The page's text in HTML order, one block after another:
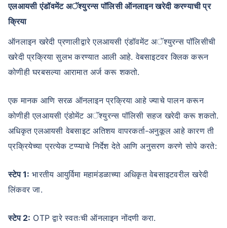
एलआयसी एंडॉवमेंट अॅश्युरन्स पॉलिसी ऑनलाइन खरेदी करण्याची प्र
क्रिया
ऑनलाइन खरेदी प्रणालीद्वारे एलआयसी एंडॉवमेंट अॅश्युरन्स पॉलिसीची
खरेदी प्रक्रिया सुलभ करण्यात आली आहे. वेबसाइटवर क्लिक करून
कोणीही घरबसल्या आरामात अर्ज करू शकतो.
एक मानक आणि सरळ ऑनलाइन प्रक्रिया आहे ज्याचे पालन करून
कोणीही एलआयसी एंडोमेंट अॅश्युरन्स पॉलिसी सहज खरेदी करू शकतो.
अधिकृत एलआयसी वेबसाइट अतिशय वापरकर्ता-अनुकूल आहे कारण ती
प्रक्रियेच्या प्रत्येक टप्प्याचे निर्देश देते आणि अनुसरण करणे सोपे करते:
स्टेप 1: भारतीय आयुर्विमा महामंडळाच्या अधिकृत वेबसाइटवरील खरेदी
लिंकवर जा.
स्टेप 2: OTP द्वारे स्वतःची ऑनलाइन नोंदणी करा.